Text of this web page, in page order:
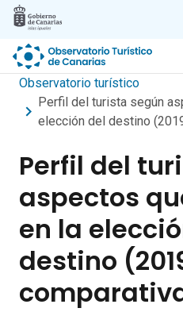
Skip to main content
Observatorio turístico
Perfil del turista según
elección del destino
Perfil del
aspectos
en la
destino